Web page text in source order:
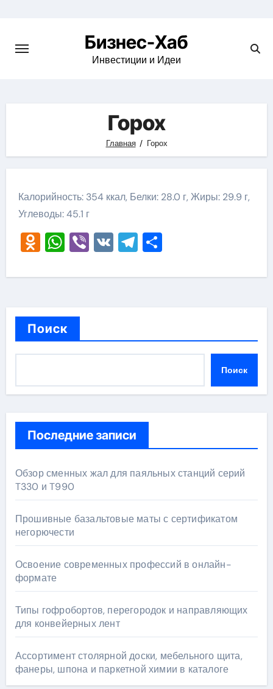
content
Бизнес-Хаб
Инвестиции и Идеи
Горох
Главная Горох
Калорийность: 354 ккал, Белки: 28.0 г, Жиры: 29.9 г,
Углеводы: 45.1 г
Odnoklassniki
WhatsApp
Viber
VKTelegram
Отправить
Поиск
Поиск
Последние записи
Обзор сменных жал для паяльных станций серий
T330 и T990
Прошивные базальтовые маты с сертификатом
негорючести
Освоение современных профессий в онлайн-
формате
Типы гофробортов, перегородок и направляющих
для конвейерных лент
Ассортимент столярной доски, мебельного щита,
фанеры, шпона и паркетной химии в каталоге